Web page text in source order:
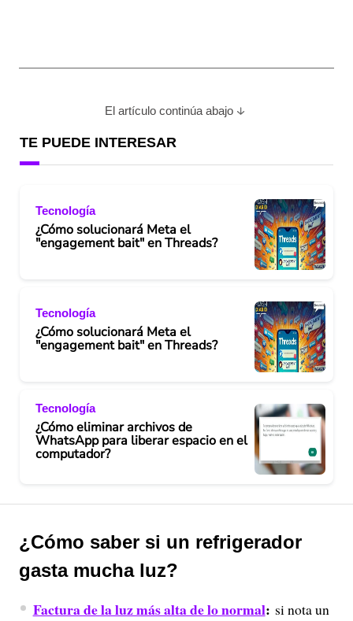
El artículo continúa abajo
TE PUEDE INTERESAR
Tecnología
¿Cómo solucionará Meta el
"engagement bait" en Threads?
Tecnología
¿Cómo solucionará Meta el
"engagement bait" en Threads?
Tecnología
¿Cómo eliminar archivos de
WhatsApp para liberar espacio en el
computador?
¿Cómo saber si un refrigerador
gasta mucha luz?
Factura de la luz más alta de lo normal: si nota un